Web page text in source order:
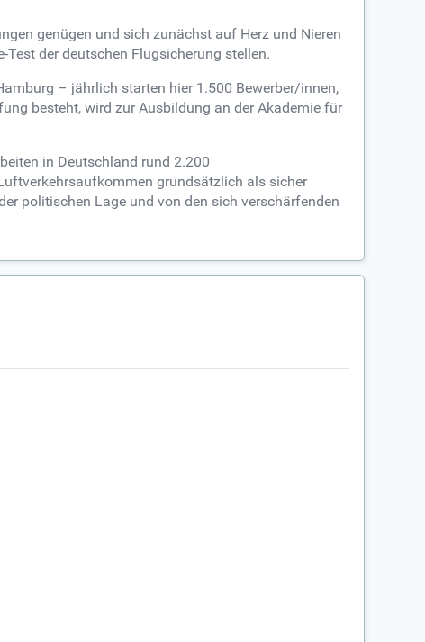
genügen und sich zunächst auf Herz und Nieren
der deutschen Flugsicherung stellen.
– jährlich starten hier 1.500 Bewerber/innen,
besteht, wird zur Ausbildung an der Akademie für
in Deutschland rund 2.200
grundsätzlich als sicher
politischen Lage und von den sich verschärfenden